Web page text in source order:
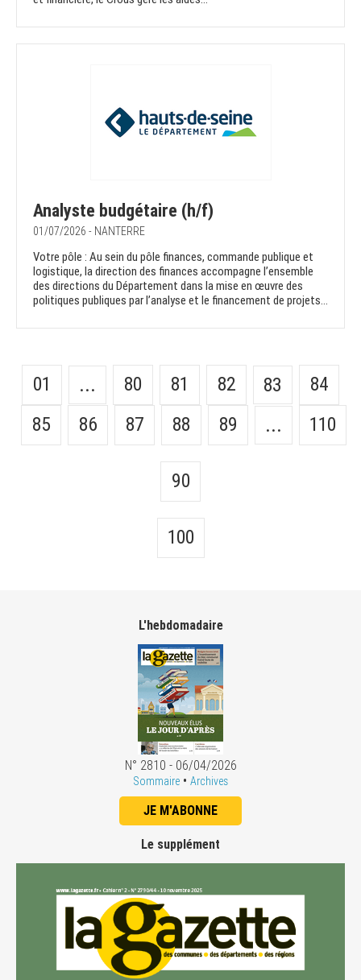
Analyste budgétaire (h/f)
01/07/2026 - NANTERRE
Votre pôle : Au sein du pôle finances, commande publique et
logistique, la direction des finances accompagne l’ensemble
des directions du Département dans la mise en œuvre des
politiques publiques par l’analyse et le financement de projets...
01 ... 80 81 82 83
84
85
86 87 88 89 ... 110
90
100
L'hebdomadaire
N° 2810 - 06/04/2026
Sommaire • Archives
JE M'ABONNE
Le supplément